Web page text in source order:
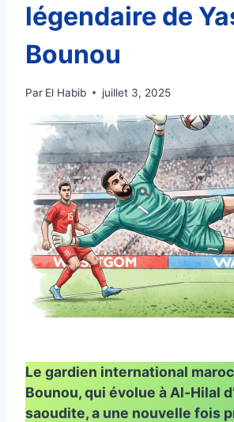
légendaire de
Bounou
Par El Habib juillet 3, 2025
Le gardien international
Bounou, qui évolue à Al-Hilal
saoudite, a une nouvelle fois